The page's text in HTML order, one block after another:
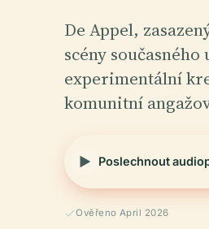
De Appel,
scény
experimentální
komunitní
Poslechnout
Ověřeno April 2026